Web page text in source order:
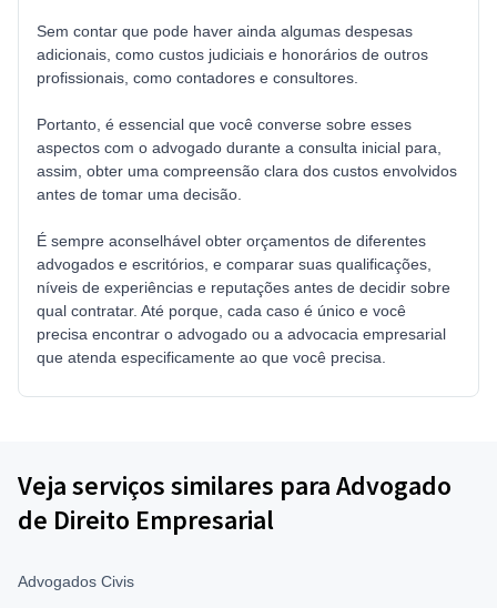
Sem contar que pode haver ainda algumas despesas
adicionais, como custos judiciais e honorários de outros
profissionais, como contadores e consultores.
Portanto, é essencial que você converse sobre esses
aspectos com o advogado durante a consulta inicial para,
assim, obter uma compreensão clara dos custos envolvidos
antes de tomar uma decisão.
É sempre aconselhável obter orçamentos de diferentes
advogados e escritórios, e comparar suas qualificações,
níveis de experiências e reputações antes de decidir sobre
qual contratar. Até porque, cada caso é único e você
precisa encontrar o advogado ou a advocacia empresarial
que atenda especificamente ao que você precisa.
Veja serviços similares para Advogado
de Direito Empresarial
Advogados Civis